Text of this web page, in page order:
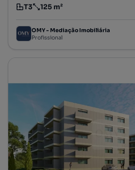
Tipologia
T3
Preço por metro quadrado
125 m²
OMY - Mediação Imobiliária
Profissional